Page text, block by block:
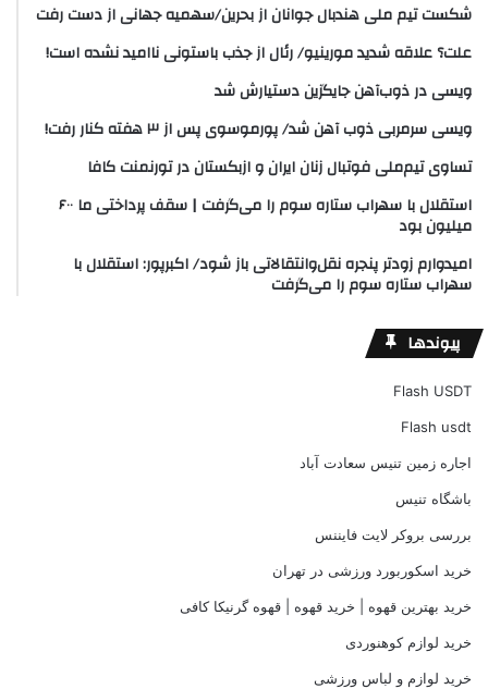
شکست تیم ملی هندبال جوانان از بحرین/سهمیه جهانی از دست رفت
علت؟ علاقه شدید مورینیو/ رئال از جذب باستونی ناامید نشده است!
ویسی در ذوب‌آهن جایگزین دستیارش شد
ویسی سرمربی ذوب آهن شد/ پورموسوی پس از ۳ هفته کنار رفت!
تساوی تیم‌ملی فوتبال زنان ایران و ازبکستان در تورنمنت کافا
استقلال با سهراب ستاره سوم را می‌گرفت | سقف پرداختی ما ۶۰۰
میلیون بود
امیدوارم زودتر پنجره نقل‌وانتقالاتی باز شود/ اکبرپور: استقلال با
سهراب ستاره سوم را می‌گرفت
پیوندها
Flash USDT
Flash usdt
اجاره زمین تنیس سعادت آباد
باشگاه تنیس
بررسی بروکر لایت فایننس
خرید اسکوربورد ورزشی در تهران
خرید بهترین قهوه | خرید قهوه | قهوه گرنیکا کافی
خرید لوازم کوهنوردی
خرید لوازم و لباس ورزشی